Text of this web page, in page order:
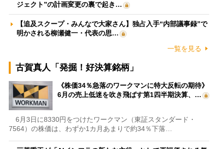
ジェクト”の計画変更の裏で起き…
【追及スクープ・みんなで大家さん】独占入手“内部議事録”で
明かされる柳瀬健一・代表の思…
一覧を見る
古賀真人「発掘！好決算銘柄」
《株価34％急落のワークマンに特大反転の期待》
6月の売上低迷を吹き飛ばす第1四半期決算、…
6月3日に8330円をつけたワークマン（東証スタンダード・
7564）の株価は、わずか1カ月あまりで約34％下落…